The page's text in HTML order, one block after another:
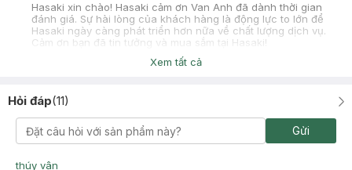
Hasaki xin chào! Hasaki cảm ơn Van Anh đã dành thời gian
đánh giá. Sự hài lòng của khách hàng là động lực to lớn để
Hasaki ngày càng phát triển hơn nữa về chất lượng dịch vụ.
Cảm ơn bạn đã tin tưởng và mua sắm tại Hasaki!
Đã mua hàng
mình mua combo sản phẩm srm và toner bí đao của cocoon,
da mặt dậy thì hậu breakout thiên dầu của mình đã giảm bớt các
sản phẩm serum treatment khác và chỉ tập trung làm sạch bằng
2 em này và cấp nước cho mặt thì tình trạng da mặt mình tiến
triển thần kì luôn, srm bí đao không gây khô da mà còn giữ được
Xem tất cả
Hỏi đáp(11)
Gửi
thúy vân